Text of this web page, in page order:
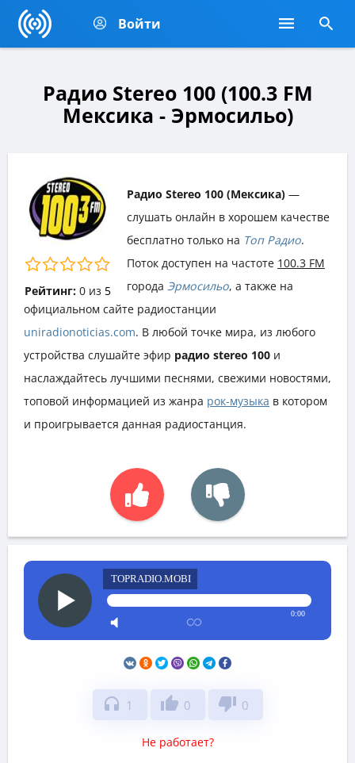
Войти
Радио Stereo 100 (100.3 FM
Мексика - Эрмосильо)
Рейтинг: 0из 5
Радио Stereo 100 (Мексика) —
слушать онлайн в хорошем качестве
бесплатно только на Топ Радио.
Поток доступен на частоте 100.3 FM
города Эрмосильо, а также на
официальном сайте радиостанции
uniradionoticias.com. В любой точке мира, из любого
устройства слушайте эфир радио stereo 100 и
наслаждайтесь лучшими песнями, свежими новостями,
топовой информацией из жанра рок-музыка в котором
и проигрывается данная радиостанция.
TOPRADIO.MOBI
0:00
headphones 1 thumb_up 0 thumb_down 0
Не работает?